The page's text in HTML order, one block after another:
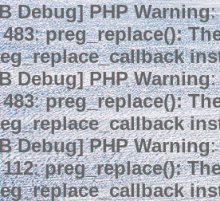
Debug] PHP Warning:
483:preg_replace():
Debug] PHP Warning:
483:preg_replace():
Debug] PHP Warning:
112:preg_replace():